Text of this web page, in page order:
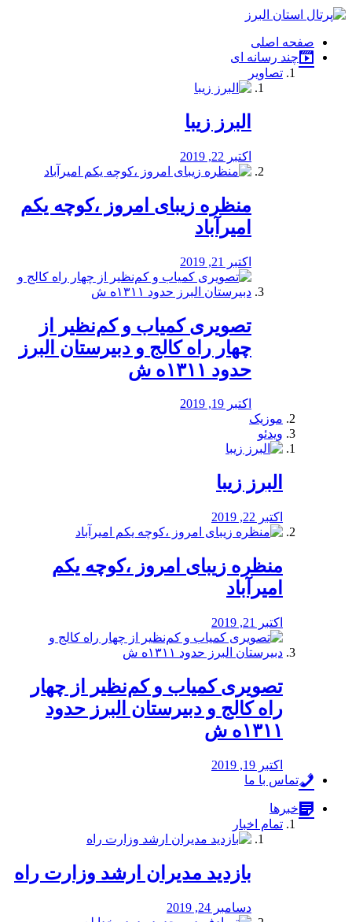
فصد
شرق
تهران
خشکشویی
صفحه اصلی
چند رسانه ای
تصاویر
البرز زیبا
اکتبر 22, 2019
منظره‌‌ زیبای امروز ،کوچه یکم
امیرآباد
اکتبر 21, 2019
️تصویری کمیاب و کم‌نظیر از
چهار راه كالج و دبيرستان البرز
حدود ۱۳۱۱ه ش
اکتبر 19, 2019
موزیک
ویدئو
البرز زیبا
اکتبر 22, 2019
منظره‌‌ زیبای امروز ،کوچه یکم
امیرآباد
اکتبر 21, 2019
️تصویری کمیاب و کم‌نظیر از چهار
راه كالج و دبيرستان البرز حدود
۱۳۱۱ه ش
اکتبر 19, 2019
تماس با ما
خبرها
تمام اخبار
بازدید مدیران ارشد وزارت راه
دسامبر 24, 2019